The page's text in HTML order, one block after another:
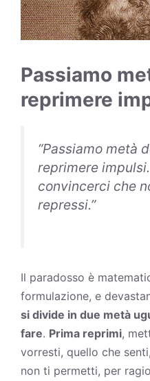
Passiamo
reprimere
“Passiamo metà
reprimere
convincerci che
repressi.”
Il paradosso è
formulazione, e
si divide in due metà
fare. Prima reprimi,
vorresti, quello che
non ti permetti, per